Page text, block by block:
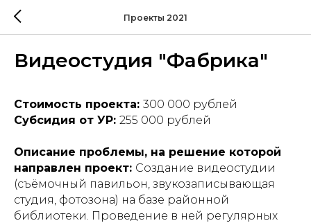
Проекты 2021
Видеостудия "Фабрика"
Стоимость проекта: 300 000 рублей
Субсидия от УР: 255 000 рублей
Описание проблемы, на решение которой
направлен проект: Создание видеостудии
(съёмочный павильон, звукозаписывающая
студия, фотозона) на базе районной
библиотеки. Проведение в ней регулярных